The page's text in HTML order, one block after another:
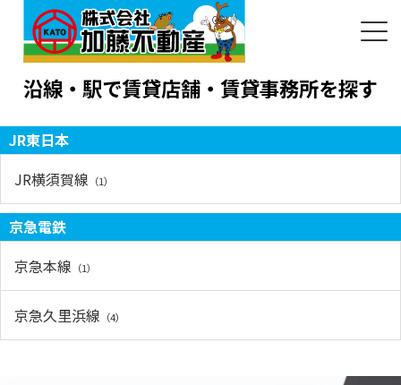
沿線・駅で賃貸店舗・賃貸事務所を探す
JR東日本
JR横須賀線 （1）
京急電鉄
京急本線 （1）
京急久里浜線 （4）